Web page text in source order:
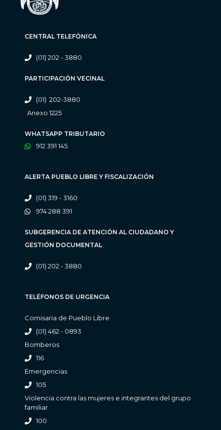
CENTRAL TELEFÓNICA
(01) 202 - 3880
PARTICIPACIÓN VECINAL
(01) 202-3880
Anexo 1225
WHATSAPP TRIBUTARIO
912 391 145
ALERTA PUEBLO LIBRE Y FISCALIZACIÓN
(01) 319 - 3160
974 288 391
SUBGERENCIA DE ATENCIÓN AL CIUDADANO Y
GESTIÓN DOCUMENTAL
(01) 202 - 3880
TELÉFONOS DE URGENCIA
Comisaria de Pueblo Libre
(01) 462 - 0893
Bomberos
116
Emergencias
105
Violencia contra las mujeres e integrantes del grupo
familiar
100